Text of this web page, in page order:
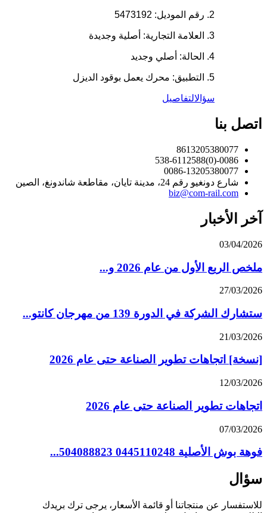
2. رقم الموديل: 5473192
3. العلامة التجارية: أصلية وجديدة
4. الحالة: أصلي وجديد
5. التطبيق: محرك يعمل بوقود الديزل
سؤالالتفاصيل
اتصل بنا
8613205380077
0086-(0)538-6112588
0086-13205380077
شارع دونغيو رقم 24، مدينة تايان، مقاطعة شاندونغ، الصين
biz@com-rail.com
آخر الأخبار
03/04/2026
ملخص الربع الأول من عام 2026 و...
27/03/2026
ستشارك الشركة في الدورة 139 من مهرجان كانتو...
21/03/2026
[نسخة] اتجاهات تطوير الصناعة حتى عام 2026
12/03/2026
اتجاهات تطوير الصناعة حتى عام 2026
07/03/2026
فوهة بوش الأصلية 0445110248 504088823...
سؤال
للاستفسار عن منتجاتنا أو قائمة الأسعار، يرجى ترك بريدك